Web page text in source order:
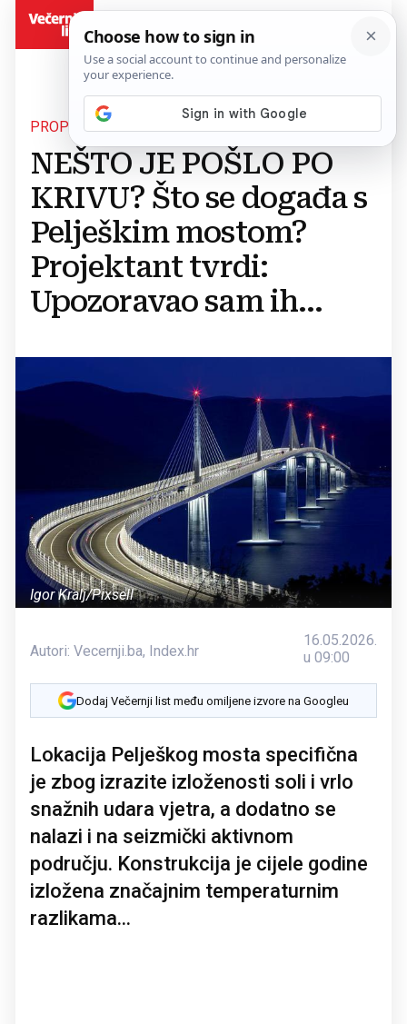
PROPUST ILI...
NEŠTO JE POŠLO PO
KRIVU? Što se događa s
Pelješkim mostom?
Projektant tvrdi:
Upozoravao sam ih...
Igor Kralj/Pixsell
Autori: Vecernji.ba, Index.hr
16.05.2026.
u 09:00
Dodaj Večernji list među omiljene izvore na Googleu
Lokacija Pelješkog mosta specifična
je zbog izrazite izloženosti soli i vrlo
snažnih udara vjetra, a dodatno se
nalazi i na seizmički aktivnom
području. Konstrukcija je cijele godine
izložena značajnim temperaturnim
razlikama...